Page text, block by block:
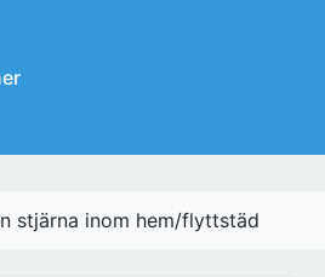
stjärna inom hem/flyttstäd